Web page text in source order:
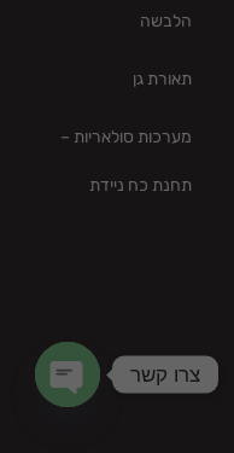
הלבשה
תאורת גן
מערכות סולאריות –
תחנת כח ניידת
צרו קשר